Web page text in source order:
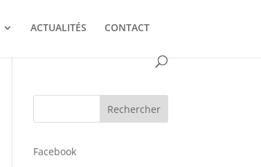
ACTUALITÉS CONTACT
Rechercher
Facebook